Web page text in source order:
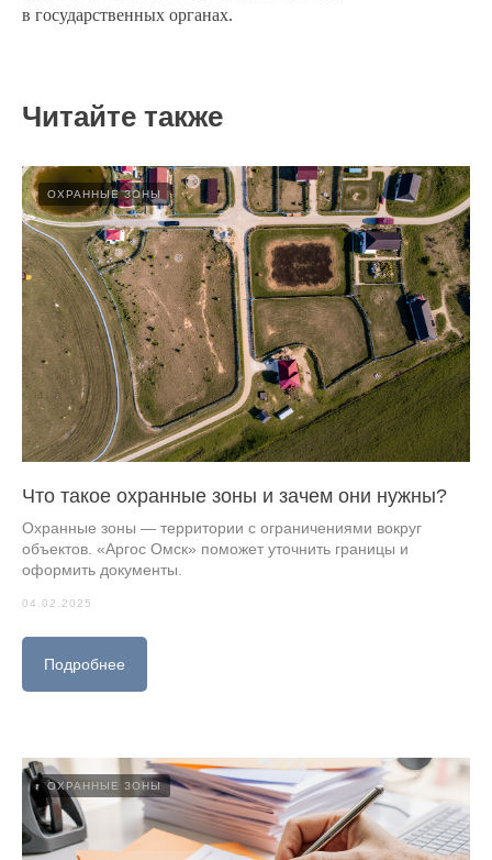
в государственных органах.
Читайте также
ОХРАННЫЕ ЗОНЫ
Что такое охранные зоны и зачем они нужны?
Охранные зоны — территории с ограничениями вокруг
объектов. «Аргос Омск» поможет уточнить границы и
оформить документы.
04.02.2025
Подробнее
ОХРАННЫЕ ЗОНЫ